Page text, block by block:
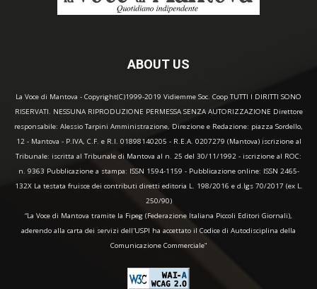
ABOUT US
La Voce di Mantova - Copyright(C)1999-2019 Vidiemme Soc. Coop TUTTI I DIRITTI SONO
RISERVATI. NESSUNA RIPRODUZIONE PERMESSA SENZA AUTORIZZAZIONE Direttore
responsabile: Alessio Tarpini Amministrazione, Direzione e Redazione: piazza Sordello,
12 - Mantova - P.IVA, C.F. e R.I. 01898140205 - R.E.A. 0207279 (Mantova) iscrizione al
Tribunale: iscritta al Tribunale di Mantova al n. 25 del 30/11/1992 - iscrizione al ROC:
n. 9363 Pubblicazione a stampa: ISSN 1594-1159 - Pubblicazione online: ISSN 2465-
132X La testata fruisce dei contributi diretti editoria L. 198/2016 e d.lgs 70/2017 (ex L.
250/90)
“La Voce di Mantova tramite la Fipeg (Federazione Italiana Piccoli Editori Giornali),
aderendo alla carta dei servizi dell'USPI ha accettato il Codice di Autodisciplina della
Comunicazione Commerciale"